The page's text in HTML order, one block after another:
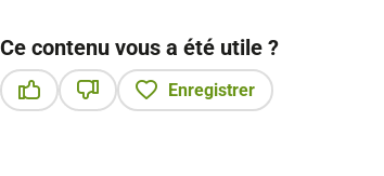
Ce contenu vous a été utile ?
Enregistrer